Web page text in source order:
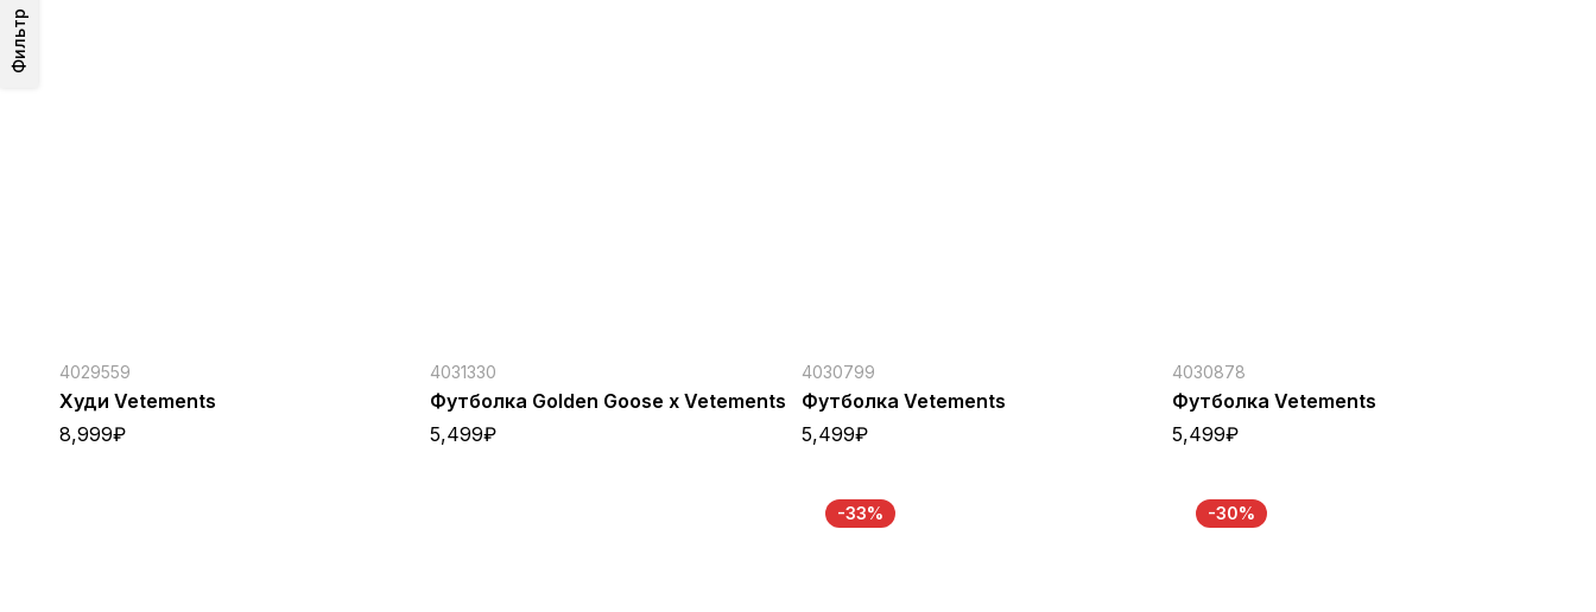
Фильтр
4029559
Худи Vetements
8,999₽
4031330
Футболка Golden Goose x Vetements
5,499₽
4030799
Футболка Vetements
5,499₽
4030878
Футболка Vetements
5,499₽
-33% -30%